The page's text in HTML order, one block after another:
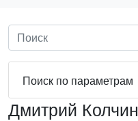
Поиск по параметрам
Дмитрий Колчин